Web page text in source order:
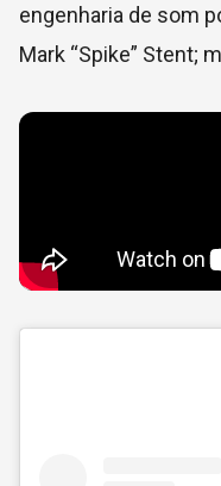
engenharia de som
Mark “Spike” Stent;